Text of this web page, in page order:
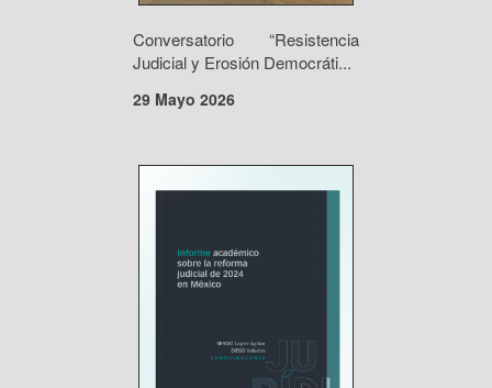
Conversatorio “Resistencia
Judicial y Erosión Democráti...
29 Mayo 2026